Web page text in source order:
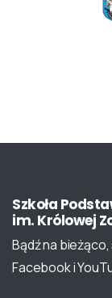
Szkoła
im. Królowej
Bądź na
Facebook i